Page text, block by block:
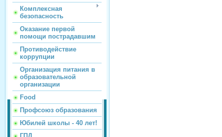
Комплексная
безопасность
Оказание первой
помощи пострадавшим
Противодействие
коррупции
Организация питания в
образовательной
организации
Food
Профсоюз образования
Юбилей школы - 40 лет!